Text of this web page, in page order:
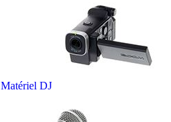
Matériel DJ